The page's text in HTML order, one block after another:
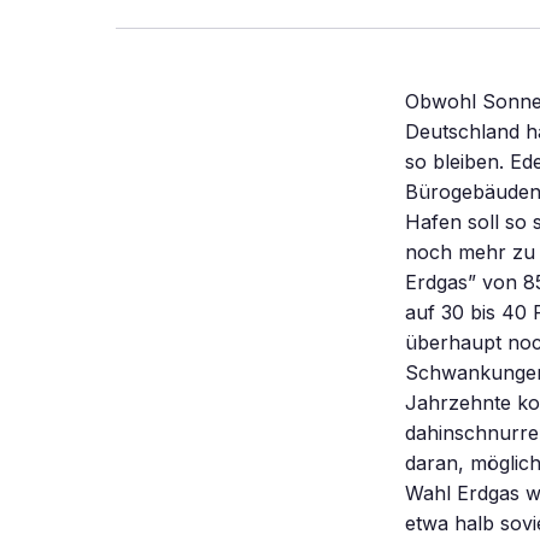
Obwohl Sonne, Wind und Co einen wachsenden Anteil am Energieverbrauch in Deutschland haben, dominieren fossile Quellen nach wie vor. Und das wird noch lange so bleiben. Edel glänzende Glas- und Stahlfassaden kennt man von modernen Bürogebäuden. Auch das neue Gaskraftwerk am Standort Lausward im Düsseldorfer Hafen soll so schick umhüllt werden. Das Kraftwerk, das 2016 ans Netz gehen soll, hat noch mehr zu bieten: Die Erbauer rühmen den „Gesamtnutzungsgrad des Brennstoffs Erdgas” von 85 Prozent. Das ist Weltrekord. Alte Kohlekraftwerke bringen es höchstens auf 30 bis 40 Prozent. Man kann sich fragen, warum in der Energiewende-Ära überhaupt noch Großkraftwerke gebaut werden. Doch Fachleute sind sich einig: Um die Schwankungen von Sonnen- und Windstrom auszugleichen, wird man noch für Jahrzehnte konventionelle Kraftwerke benötigen, die mit konstanter Leistung dahinschnurren. Und darin werden weiterhin Gas und Kohle verfeuert. Man tut also gut daran, möglichst effiziente Kraftwerke zu errichten. Erdgas wäre als Brennstoff die erste Wahl Erdgas wäre der Brennstoff der Wahl, denn bei der Verbrennung entsteht nur etwa halb soviel Kohlendioxid wie bei der Verbrennung von Kohle. Wenn schon fossile Rohstoffe, dann wenigstens Erdgas, sagen Energieexperten. Doch als Brennstoff für Großkraftwerke hat Kohle noch immer die Nase vorn, weil sie deutlich billiger ist. Wie aber soll Deutschland die selbstgesteckten Klimaziele erreichen, wenn es nicht ohne Kohle und fossile Rohstoffe geht? „Wenn die Antwort einfach wäre, dann hätten wir sie längst gefunden”, sagt Ferdi Schüth. Der Chemiker ist Direktor am MPI für Kohlenforschung in Mülheim an der Ruhr und Mitglied der Wissenschaftsinitiative „Energiesysteme der Zukunft”, in der rund 50